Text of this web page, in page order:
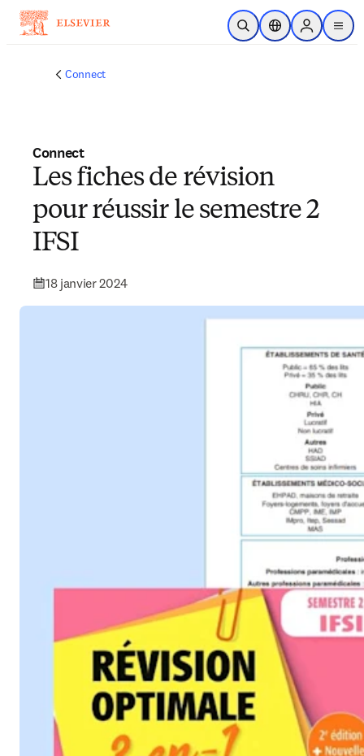
Passer au contenu principal
Ouvrir la recherche
Sélecteur de
Sign in to
menu
Connect
Connect
Les fiches de révision
pour réussir le semestre 2
IFSI
18 janvier 2024